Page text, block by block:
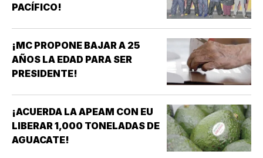
PACÍFICO!
¡MC PROPONE BAJAR A 25
AÑOS LA EDAD PARA SER
PRESIDENTE!
¡ACUERDA LA APEAM CON EU
LIBERAR 1,000 TONELADAS DE
AGUACATE!